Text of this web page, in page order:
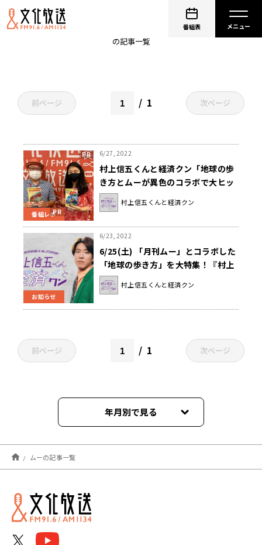
番組表
の記事一覧
前ページ 1 次ページ
番組レポ
6/27, 2022
村上信五くんと経済クン「地球の歩
き方とムーが異色のコラボで大ヒッ
ト！」
村上信五くんと経済クン
お知らせ
6/23, 2022
6/25(土) 「月刊ムー」とコラボした
「地球の歩き方」を大特集！『村上
信五くんと経済クン』
村上信五くんと経済クン
前ページ 1 次ページ
年月別で見る
2022年06月
ムーの記事一覧